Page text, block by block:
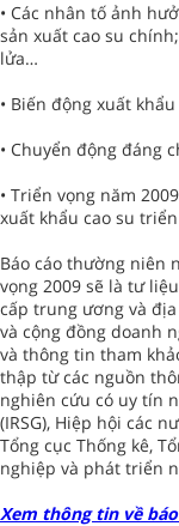
• Các nhân tố ảnh
sản xuất cao su
lửa…
• Biến động xuất
• Chuyển động đáng
• Triển vọng năm
xuất khẩu cao su
Báo cáo thường niên
vọng 2009 sẽ là tư
cấp trung ương và
và cộng đồng doanh
và thông tin tham
thập từ các nguồn
nghiên cứu có uy tín
(IRSG), Hiệp hội các
Tổng cục Thống kê,
nghiệp và phát triển
Xem thông tin về